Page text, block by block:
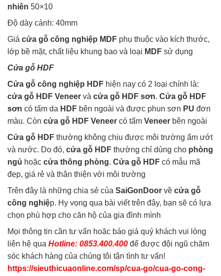
nhiên 50×10
Độ dày cánh: 40mm
Giá cửa gỗ công nghiệp MDF phụ thuộc vào kích thước,
lớp bề mặt, chất liệu khung bao và loại MDF sử dụng
Cửa gỗ HDF
Cửa gỗ công nghiệp HDF hiện nay có 2 loại chính là:
cửa gỗ HDF Veneer và cửa gỗ HDF sơn. Cửa gỗ HDF
sơn có tấm da HDF bên ngoài và được phun sơn PU đơn
màu. Còn cửa gỗ HDF Veneer có tấm Veneer bên ngoài
Cửa gỗ HDF thường không chịu được môi trường ẩm ướt
và nước. Do đó, cửa gỗ HDF thường chỉ dùng cho phòng
ngủ hoặc cửa thông phòng. Cửa gỗ HDF có mẫu mã
đẹp, giá rẻ và thân thiện với môi trường
Trên đây là những chia sẻ của SaiGonDoor về cửa gỗ
công nghiệp. Hy vọng qua bài viết trên đây, bạn sẽ có lựa
chọn phù hợp cho căn hộ của gia đình mình
Mọi thông tin cần tư vấn hoặc báo giá quý khách vui lòng
liên hệ qua Hotline: 0853.400.400 để được đội ngũ chăm
sóc khách hàng của chúng tôi tận tình tư vấn!
https://sieuthicuaonline.com/sp/cua-go/cua-go-cong-